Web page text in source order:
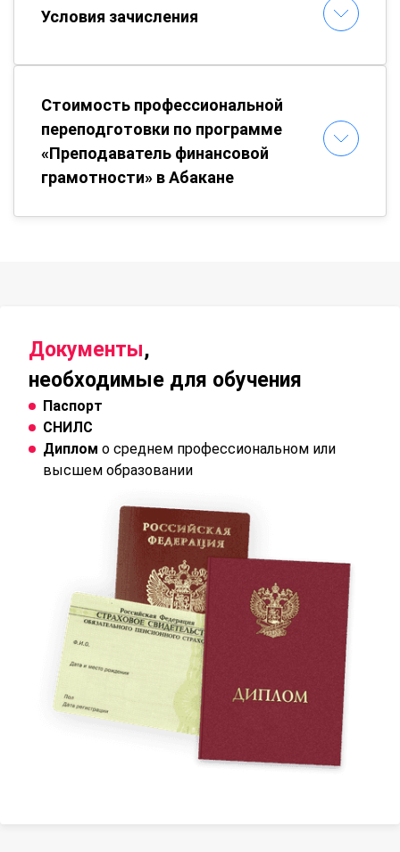
Условия зачисления
Стоимость профессиональной
переподготовки по программе
«Преподаватель финансовой
грамотности» в Абакане
Документы,
необходимые для обучения
Паспорт
СНИЛС
Диплом о среднем профессиональном или
высшем образовании